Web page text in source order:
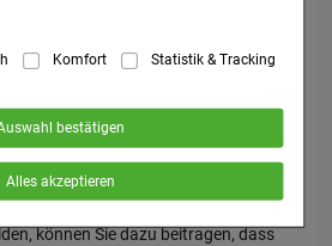
Hierbei handelt es sich um Cookies, die für
Website notwendig sind (z.B. Navigation,
weshalb auf diese nicht verzichtet werden
genutzt um das Einkaufserlebnis
beispielsweise für die
oder unsere Seite an bevorzugte
anzupassen. Komfort-
Partnerprogramm zu betreiben.
Komfort
Statistik & Tracking
bestätigen
Alles akzeptieren
Ihren Arzt befragen. Wenn Sie
wenden Sie sich an Ihren Arzt
auch für Nebenwirkungen, die
angegeben sind. Sie
auch direkt dem Bundesinstitut
Abt.
Georg-Kiesinger-Allee 3, D-53175
können Sie dazu beitragen, dass